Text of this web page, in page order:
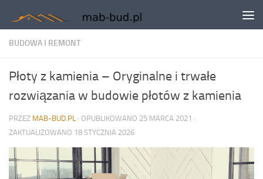
Skip to content
BUDOWA I REMONT
Płoty z kamienia – Oryginalne i trwałe
rozwiązania w budowie płotów z kamienia
PRZEZ MAB-BUD.PL · OPUBLIKOWANO 25 MARCA 2021 ·
ZAKTUALIZOWANO 18 STYCZNIA 2026